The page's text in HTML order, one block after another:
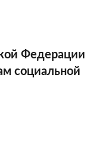
Федерации
социальной